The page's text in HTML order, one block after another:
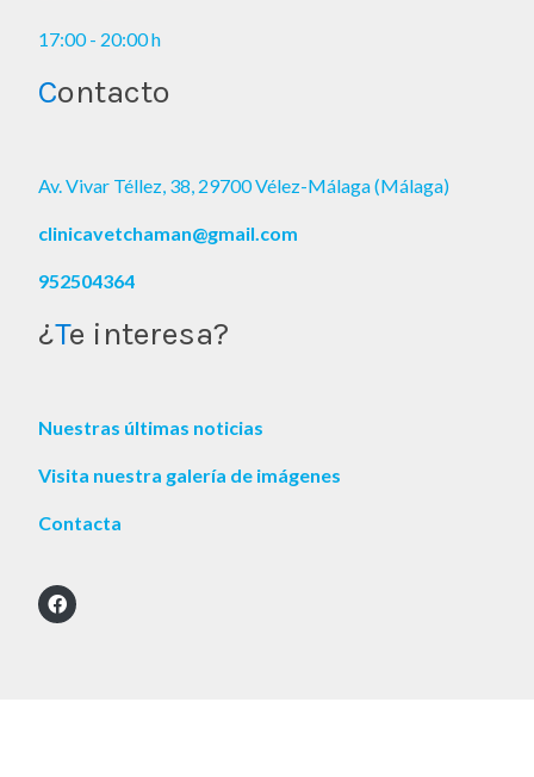
17:00 - 20:00 h
Contacto
Av. Vivar Téllez, 38, 29700 Vélez-Málaga (Málaga)
clinicavetchaman@gmail.com
952504364
¿Te interesa?
Nuestras últimas noticias
Visita nuestra galería de imágenes
Contacta